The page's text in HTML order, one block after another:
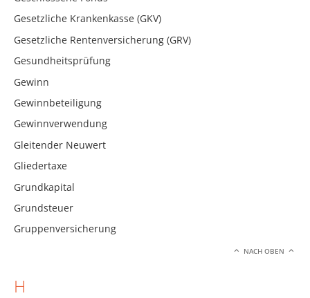
Gesetzliche Krankenkasse (GKV)
Gesetzliche Rentenversicherung (GRV)
Gesundheitsprüfung
Gewinn
Gewinnbeteiligung
Gewinnverwendung
Gleitender Neuwert
Gliedertaxe
Grundkapital
Grundsteuer
Gruppenversicherung
NACH OBEN
H